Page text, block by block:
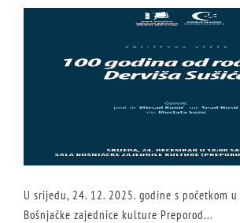
U srijedu, 24. 12. 2025. godine s početkom
Bošnjačke zajednice kulture Preporod...